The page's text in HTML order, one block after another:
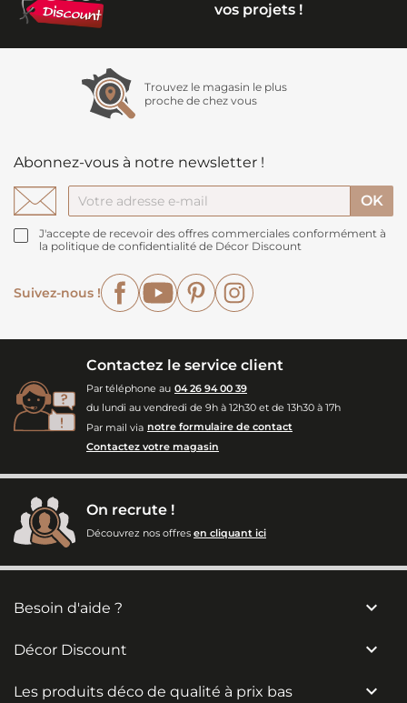
vos projets !
Trouvez le magasin le plus
proche de chez vous
Abonnez-vous à notre newsletter !
J'accepte de recevoir des offres commerciales conformément à
la politique de confidentialité de Décor Discount
Suivez-nous !
FacebookYouTubePinterest
Contactez le service client
Par téléphone au 04 26 94 00 39
du lundi au vendredi de 9h à 12h30 et de 13h30 à 17h
Par mail via notre formulaire de contact
Contactez votre magasin
On recrute !
Découvrez nos offres en cliquant ici
Besoin d'aide ? 
Décor Discount 
Les produits déco de qualité à prix bas 